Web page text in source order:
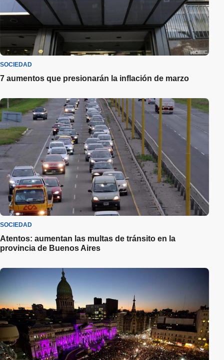
SOCIEDAD
7 aumentos que presionarán la inflación de marzo
SOCIEDAD
Atentos: aumentan las multas de tránsito en la
provincia de Buenos Aires